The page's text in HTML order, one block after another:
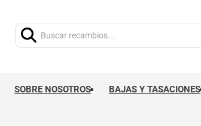
SOBRE NOSOTROS BAJAS Y TASACIONES